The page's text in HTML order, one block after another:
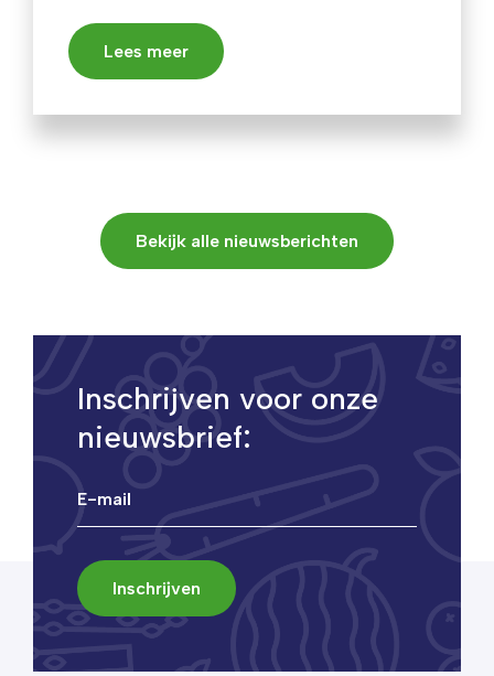
Lees meer
Bekijk alle nieuwsberichten
Inschrijven voor onze
nieuwsbrief: